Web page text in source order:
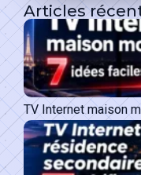
Articles
TV Internet maison